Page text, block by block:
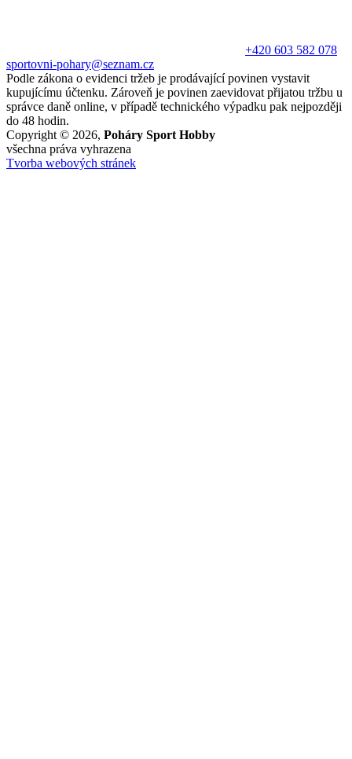
+420 603 582 078
sportovni-pohary@seznam.cz
Podle zákona o evidenci tržeb je prodávající povinen vystavit
kupujícímu účtenku. Zároveň je povinen zaevidovat přijatou tržbu u
správce daně online, v případě technického výpadku pak nejpozději
do 48 hodin.
Copyright © 2026, Poháry Sport Hobby
všechna práva vyhrazena
Tvorba webových stránek